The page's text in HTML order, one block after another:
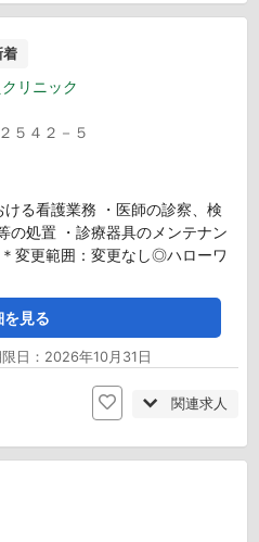
着
リニック
５４２－５
る看護業務 ・医師の診察、検
の処置 ・診療器具のメンテナン
変更範囲：変更なし◎ハローワ
を見る
日：2026年10月31日
関連求人